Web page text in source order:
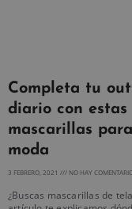
Completa tu
diario con estas
mascarillas
moda
3 FEBRERO, 2021 NO HAY
¿Buscas mascarillas de